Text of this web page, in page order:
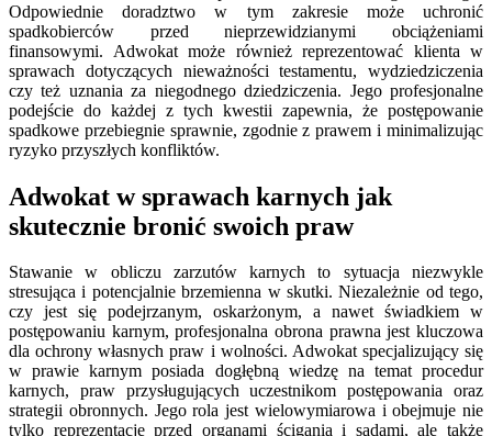
Odpowiednie doradztwo w tym zakresie może uchronić
spadkobierców przed nieprzewidzianymi obciążeniami
finansowymi. Adwokat może również reprezentować klienta w
sprawach dotyczących nieważności testamentu, wydziedziczenia
czy też uznania za niegodnego dziedziczenia. Jego profesjonalne
podejście do każdej z tych kwestii zapewnia, że postępowanie
spadkowe przebiegnie sprawnie, zgodnie z prawem i minimalizując
ryzyko przyszłych konfliktów.
Adwokat w sprawach karnych jak
skutecznie bronić swoich praw
Stawanie w obliczu zarzutów karnych to sytuacja niezwykle
stresująca i potencjalnie brzemienna w skutki. Niezależnie od tego,
czy jest się podejrzanym, oskarżonym, a nawet świadkiem w
postępowaniu karnym, profesjonalna obrona prawna jest kluczowa
dla ochrony własnych praw i wolności. Adwokat specjalizujący się
w prawie karnym posiada dogłębną wiedzę na temat procedur
karnych, praw przysługujących uczestnikom postępowania oraz
strategii obronnych. Jego rola jest wielowymiarowa i obejmuje nie
tylko reprezentację przed organami ścigania i sądami, ale także